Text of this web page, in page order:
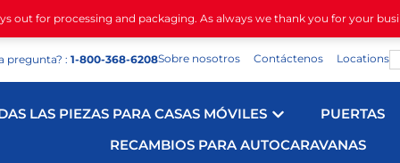
out for processing and packaging. As always we thank you for your
pregunta? : 1-800-368-6208Sobre nosotros Contáctenos Locations
LAS PIEZAS PARA CASAS MÓVILES
PUERTAS
RECAMBIOS PARA AUTOCARAVANAS